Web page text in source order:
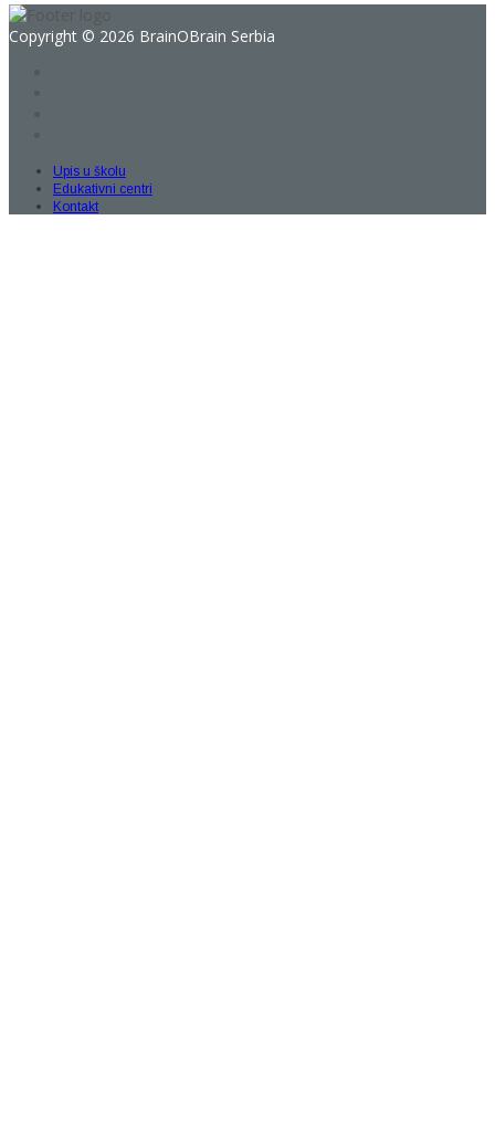
Copyright © 2026 BrainOBrain Serbia
Upis u školu
Edukativni centri
Kontakt